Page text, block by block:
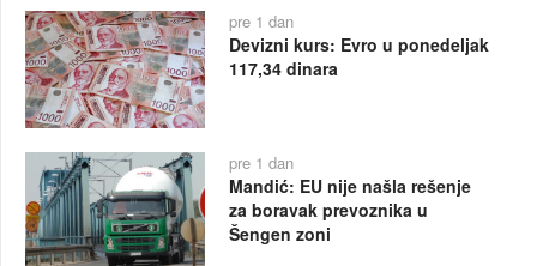
pre 1 dan
Devizni kurs: Evro u ponedeljak
117,34 dinara
pre 1 dan
Mandić: EU nije našla rešenje
za boravak prevoznika u
Šengen zoni